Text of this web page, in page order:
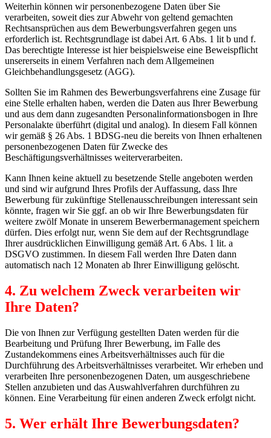
Weiterhin können wir personenbezogene Daten über Sie
verarbeiten, soweit dies zur Abwehr von geltend gemachten
Rechtsansprüchen aus dem Bewerbungsverfahren gegen uns
erforderlich ist. Rechtsgrundlage ist dabei Art. 6 Abs. 1 lit b und f.
Das berechtigte Interesse ist hier beispielsweise eine Beweispflicht
unsererseits in einem Verfahren nach dem Allgemeinen
Gleichbehandlungsgesetz (AGG).
Sollten Sie im Rahmen des Bewerbungsverfahrens eine Zusage für
eine Stelle erhalten haben, werden die Daten aus Ihrer Bewerbung
und aus dem dann zugesandten Personalinformationsbogen in Ihre
Personalakte überführt (digital und analog). In diesem Fall können
wir gemäß § 26 Abs. 1 BDSG-neu die bereits von Ihnen erhaltenen
personenbezogenen Daten für Zwecke des
Beschäftigungsverhältnisses weiterverarbeiten.
Kann Ihnen keine aktuell zu besetzende Stelle angeboten werden
und sind wir aufgrund Ihres Profils der Auffassung, dass Ihre
Bewerbung für zukünftige Stellenausschreibungen interessant sein
könnte, fragen wir Sie ggf. an ob wir Ihre Bewerbungsdaten für
weitere zwölf Monate in unserem Bewerbermanagement speichern
dürfen. Dies erfolgt nur, wenn Sie dem auf der Rechtsgrundlage
Ihrer ausdrücklichen Einwilligung gemäß Art. 6 Abs. 1 lit. a
DSGVO zustimmen. In diesem Fall werden Ihre Daten dann
automatisch nach 12 Monaten ab Ihrer Einwilligung gelöscht.
4. Zu welchem Zweck verarbeiten wir
Ihre Daten?
Die von Ihnen zur Verfügung gestellten Daten werden für die
Bearbeitung und Prüfung Ihrer Bewerbung, im Falle des
Zustandekommens eines Arbeitsverhältnisses auch für die
Durchführung des Arbeitsverhältnisses verarbeitet. Wir erheben und
verarbeiten Ihre personenbezogenen Daten, um ausgeschriebene
Stellen anzubieten und das Auswahlverfahren durchführen zu
können. Eine Verarbeitung für einen anderen Zweck erfolgt nicht.
5. Wer erhält Ihre Bewerbungsdaten?